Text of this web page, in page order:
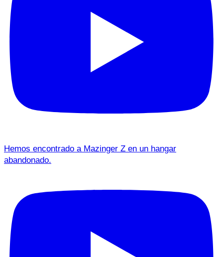
Hemos encontrado a Mazinger Z en un hangar
abandonado.